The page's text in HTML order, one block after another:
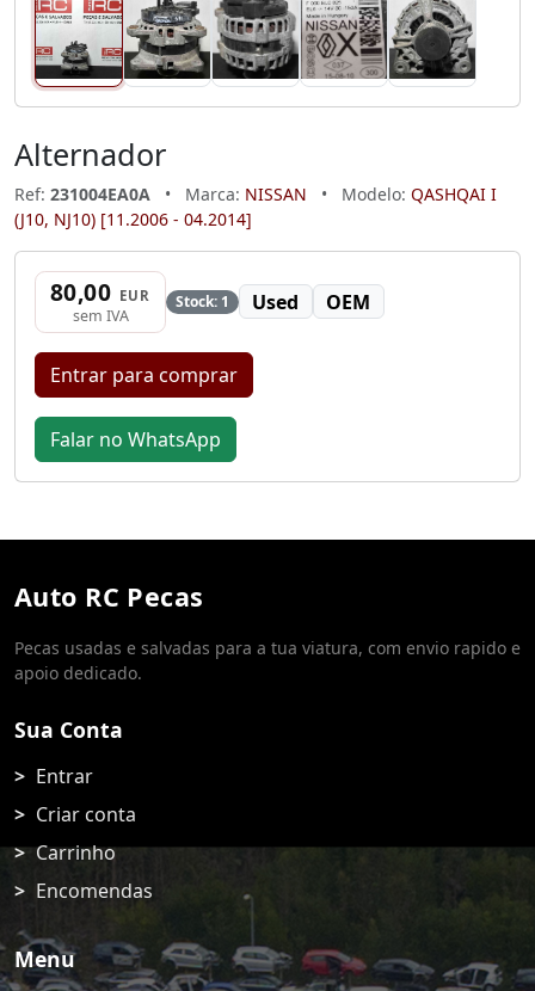
Alternador
Ref: 231004EA0A • Marca: NISSAN • Modelo: QASHQAI I
(J10, NJ10) [11.2006 - 04.2014]
80,00 EUR
sem IVA
Stock: 1 Used OEM
Entrar para comprar
Falar no WhatsApp
Auto RC Pecas
Pecas usadas e salvadas para a tua viatura, com envio rapido e
apoio dedicado.
Sua Conta
Entrar
Criar conta
Carrinho
Encomendas
Menu